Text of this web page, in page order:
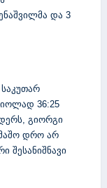
და 3
საკუთარ
იოლად 36:25
გიორგი
დრო არ
შესანიშნავი